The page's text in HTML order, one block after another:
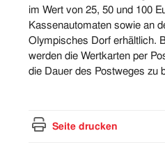
im Wert von 25, 50 und 100
Kassenautomaten sowie an
Olympisches Dorf erhältlich.
werden die Wertkarten per
die Dauer des Postweges zu
Seite drucken